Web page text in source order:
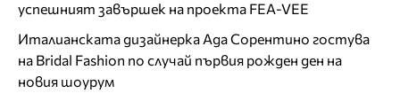
успешният завършек на проекта FEA-VEE
Италианската дизайнерка Ада Сорентино гостува
на Bridal Fashion по случай първия рожден ден на
новия шоурум